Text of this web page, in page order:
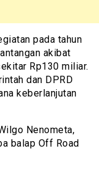
pada tahun
akibat
Rp130 miliar.
dan DPRD
keberlanjutan
Nenometa,
balap Off Road